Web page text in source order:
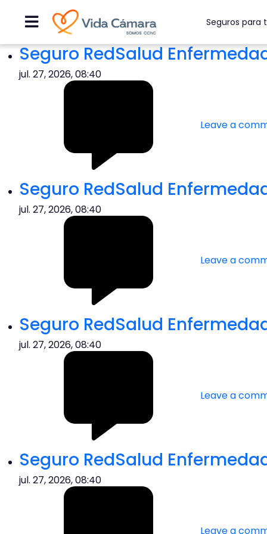
Seguros
+ extensión
Complementario de Salud Pyme Digital
Denunciar un siniestro de vida
Seguro RedSalud
jul. 27, 2026, 08:40
Leave a
Seguro RedSalud
jul. 27, 2026, 08:40
Leave a
Seguro RedSalud
jul. 27, 2026, 08:40
Leave a
Seguro RedSalud
jul. 27, 2026, 08:40
Leave a